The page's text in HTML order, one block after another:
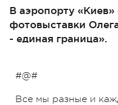
В аэропорту
фотовыставки
- единая граница».
#@#
Все мы разные и